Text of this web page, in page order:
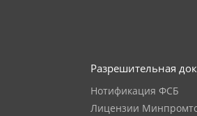
Разрешительная
Нотификация ФСБ
Лицензии